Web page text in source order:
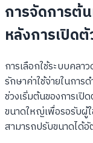
การจัดการต้
หลังการเปิดตั
การเลือกใช้ระบบคล
รักษาค่าใช้จ่ายในการ
ช่วงเริ่มต้นของการเ
ขนาดใหญ่เพื่อรอรับผู้
สามารถปรับขนาดได้